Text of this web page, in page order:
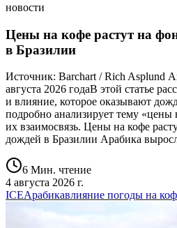
новости
Цены на кофе растут на
в Бразилии
Источник: Barchart / Rich Asplund
августа 2026 годаВ этой статье
и влияние, которое оказывают
подробно анализирует тему
их взаимосвязь. Цены на кофе
дождей в Бразилии Арабика
6 Мин. чтение
4 августа 2026 г.
ICEАрабикавлияние погоды на